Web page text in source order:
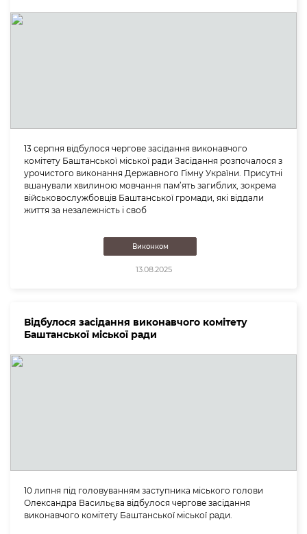
13 серпня відбулося чергове засідання виконавчого
комітету Баштанської міської ради Засідання розпочалося з
урочистого виконання Державного Гімну України. Присутні
вшанували хвилиною мовчання пам’ять загиблих, зокрема
військовослужбовців Баштанської громади, які віддали
життя за незалежність і своб
Виконком
13.08.2025
Відбулося засідання виконавчого комітету
Баштанської міської ради
10 липня під головуванням заступника міського голови
Олександра Васильєва відбулося чергове засідання
виконавчого комітету Баштанської міської ради.